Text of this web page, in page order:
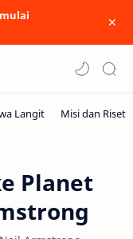
mulai
Planet